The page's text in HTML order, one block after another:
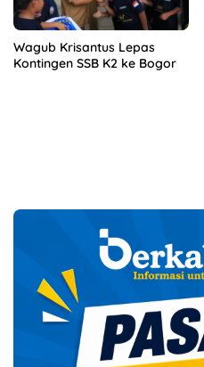
Wagub Krisantus Lepas
Kontingen SSB K2 ke Bogor